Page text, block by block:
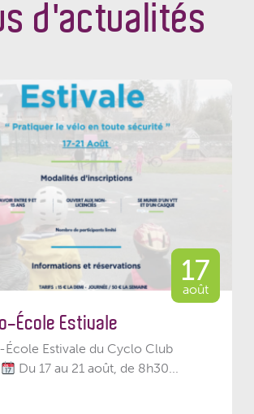
d'actualités
17
août
École Estivale
École Estivale du Cyclo Club
Du 17 au 21 août, de 8h30...